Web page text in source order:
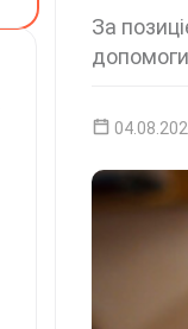
За